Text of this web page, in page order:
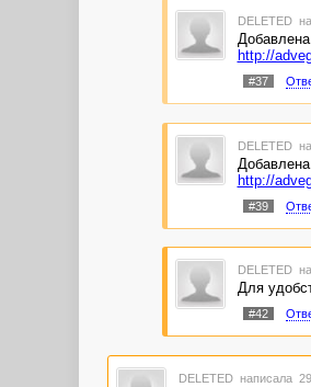
DELETED
http://
#37
DELETED
http://
#39
DELETED
Для
#42
DELETED написала